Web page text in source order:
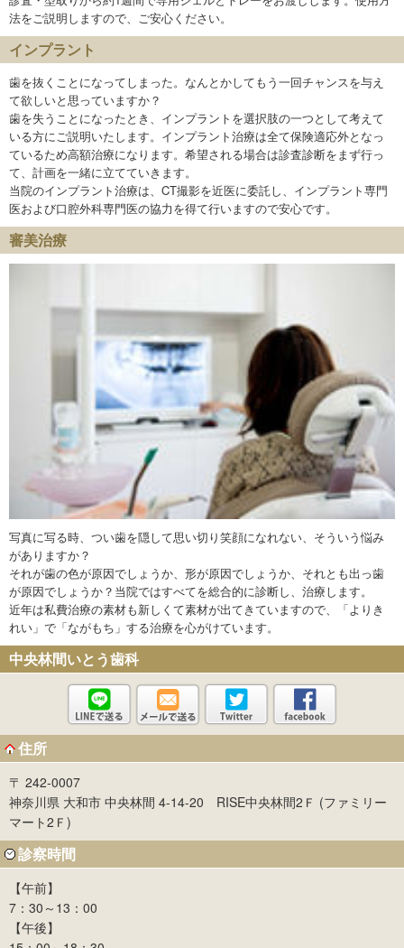
法をご説明しますので、ご安心ください。
インプラント
歯を抜くことになってしまった。なんとかしてもう一回チャンスを与え
て欲しいと思っていますか？
歯を失うことになったとき、インプラントを選択肢の一つとして考えて
いる方にご説明いたします。インプラント治療は全て保険適応外となっ
ているため高額治療になります。希望される場合は診査診断をまず行っ
て、計画を一緒に立てていきます。
当院のインプラント治療は、CT撮影を近医に委託し、インプラント専門
医および口腔外科専門医の協力を得て行いますので安心です。
審美治療
写真に写る時、つい歯を隠して思い切り笑顔になれない、そういう悩み
がありますか？
それが歯の色が原因でしょうか、形が原因でしょうか、それとも出っ歯
が原因でしょうか？当院ではすべてを総合的に診断し、治療します。
近年は私費治療の素材も新しくて素材が出てきていますので、「よりき
れい」で「ながもち」する治療を心がけています。
中央林間いとう歯科
住所
〒 242-0007
神奈川県 大和市 中央林間 4-14-20 RISE中央林間2Ｆ (ファミリー
マート2Ｆ)
診察時間
【午前】
7：30～13：00
【午後】